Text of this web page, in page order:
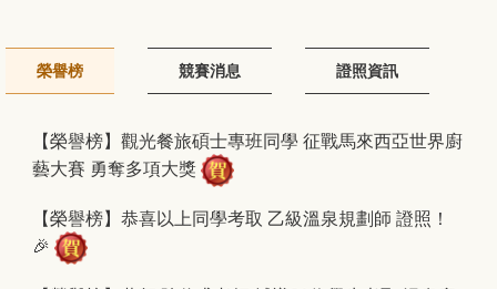
榮譽榜 競賽消息 證照資訊
【榮譽榜】觀光餐旅碩士專班同學 征戰馬來西亞世界廚
藝大賽 勇奪多項大獎
【榮譽榜】恭喜以上同學考取 乙級溫泉規劃師 證照！
🎉